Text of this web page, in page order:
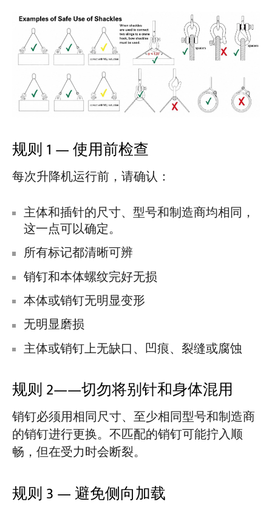
规则 1 — 使用前检查
每次升降机运行前，请确认：
主体和插针的尺寸、型号和制造商均相同，
这一点可以确定。
所有标记都清晰可辨
销钉和本体螺纹完好无损
本体或销钉无明显变形
无明显磨损
主体或销钉上无缺口、凹痕、裂缝或腐蚀
规则 2——切勿将别针和身体混用
销钉必须用相同尺寸、至少相同型号和制造商
的销钉进行更换。不匹配的销钉可能拧入顺
畅，但在受力时会断裂。
规则 3 — 避免侧向加载